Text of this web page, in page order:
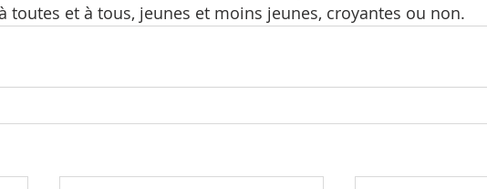
toutes et à tous, jeunes et moins jeunes, croyantes ou non.